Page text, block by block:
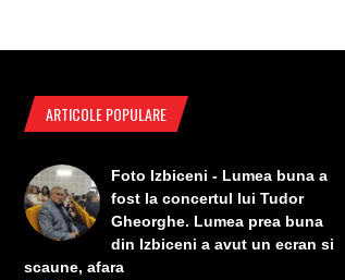
ARTICOLE POPULARE
Foto Izbiceni - Lumea buna a
fost la concertul lui Tudor
Gheorghe. Lumea prea buna
din Izbiceni a avut un ecran si
scaune, afara